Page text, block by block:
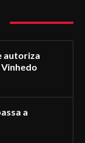
autoriza
a